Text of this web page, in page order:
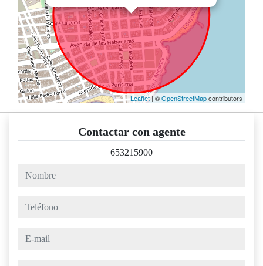
Leaflet| ©OpenStreetMapcontributors
Contactar con agente
653215900
nombre
teléfono
e-mail